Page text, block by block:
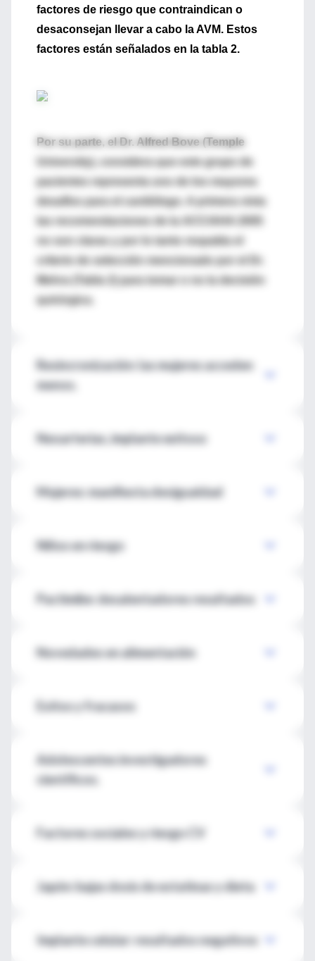
factores de riesgo que contraindican o
desaconsejan llevar a cabo la AVM. Estos
factores están señalados en la tabla 2.
Por su parte, el Dr. Alfred Bove (Temple
University), considera que este grupo de
pacientes representa uno de los mayores
desafíos para el cardiólogo. A primera vista
las recomendaciones de la
no son claras y por lo tanto respalda el
criterio de selección mencionado por el Dr.
Mehra (Tabla 2) para tomar o no la decisión
quirúrgica.
Resincronización: las mujeres acceden
menos.
Neoarterias, implante exitoso
Mujeres: manifiesta desigualdad
Niños en riesgo
Pactimibe: desalentadores resultados
Novedades en alimentación
Exitos y fracasos
Adolescentes investigadores
científicos.
Factores sociales y riesgo CV
Japón: bajas dosis de estatinas y dieta
Implante celular: resultados negativos